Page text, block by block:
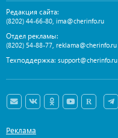
Редакция сайта:
(8202) 44-66-80, ima@cherinfo.ru
Отдел рекламы:
(8202) 54-88-77, reklama@cherinfo.ru
Техподдержка: support@cherinfo.ru
Реклама